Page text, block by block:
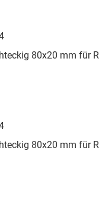
80x20 mm für
80x20 mm für